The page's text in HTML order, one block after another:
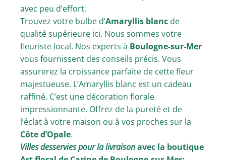
avec peu d’effort.
Trouvez votre bulbe d’Amaryllis blanc de
qualité supérieure ici. Nous sommes votre
fleuriste local. Nos experts à Boulogne-sur-Mer
vous fournissent des conseils précis. Vous
assurerez la croissance parfaite de cette fleur
majestueuse. L’Amaryllis blanc est un cadeau
raffiné. C’est une décoration florale
impressionnante. Offrez de la pureté et de
l’éclat à votre maison ou à vos proches sur la
Côte d’Opale.
Villes desservies pour la livraisonavec la boutique